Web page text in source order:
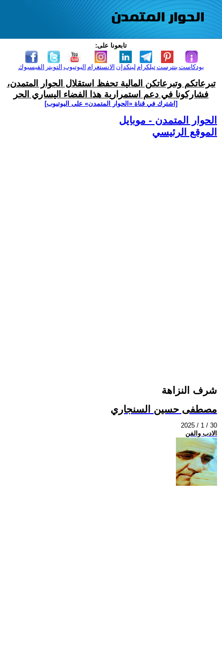
تابعونا على:
الفيسبوك التويتر اليوتيوب الانستغرام لينكدإن تيلكرامبنترست بودكاست
تبرعاتكم وتبرعاتكن المالية تحفظ استقلال الحوار المتمدن،
فشاركونا في دعم استمرارية هذا الفضاء اليساري الحر
[اشترك في قناة ‫«الحوار المتمدن» على اليوتيوب]
الحوار المتمدن - موبايل
الموقع الرئيسي
شرف النزاهة
مصطفى حسين السنجاري
2025 / 1 / 30
الادب والفن